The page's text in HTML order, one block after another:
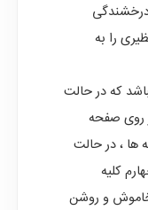
را به
کانال میباشد که در حالت
روی صفحه
ها ، در حالت
کلیه
خاموش و روشن